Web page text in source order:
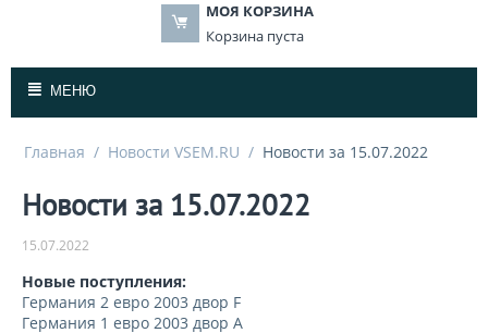
МОЯ КОРЗИНА
Корзина пуста
МЕНЮ
Главная / Новости VSEM.RU / Новости за 15.07.2022
Новости за 15.07.2022
15.07.2022
Новые поступления:
Германия 2 евро 2003 двор F
Германия 1 евро 2003 двор A